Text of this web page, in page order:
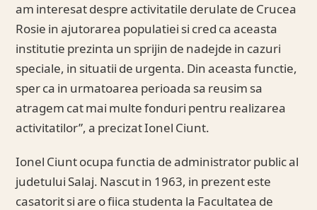
am interesat despre activitatile derulate de Crucea
Rosie in ajutorarea populatiei si cred ca aceasta
institutie prezinta un sprijin de nadejde in cazuri
speciale, in situatii de urgenta. Din aceasta functie,
sper ca in urmatoarea perioada sa reusim sa
atragem cat mai multe fonduri pentru realizarea
activitatilor”, a precizat Ionel Ciunt.
Ionel Ciunt ocupa functia de administrator public al
judetului Salaj. Nascut in 1963, in prezent este
casatorit si are o fiica studenta la Facultatea de